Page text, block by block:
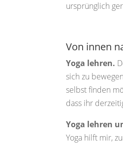
ursprünglich
Von innen
Yoga lehren.
sich zu
selbst finden
dass ihr
Yoga lehren
Yoga hilft mir,